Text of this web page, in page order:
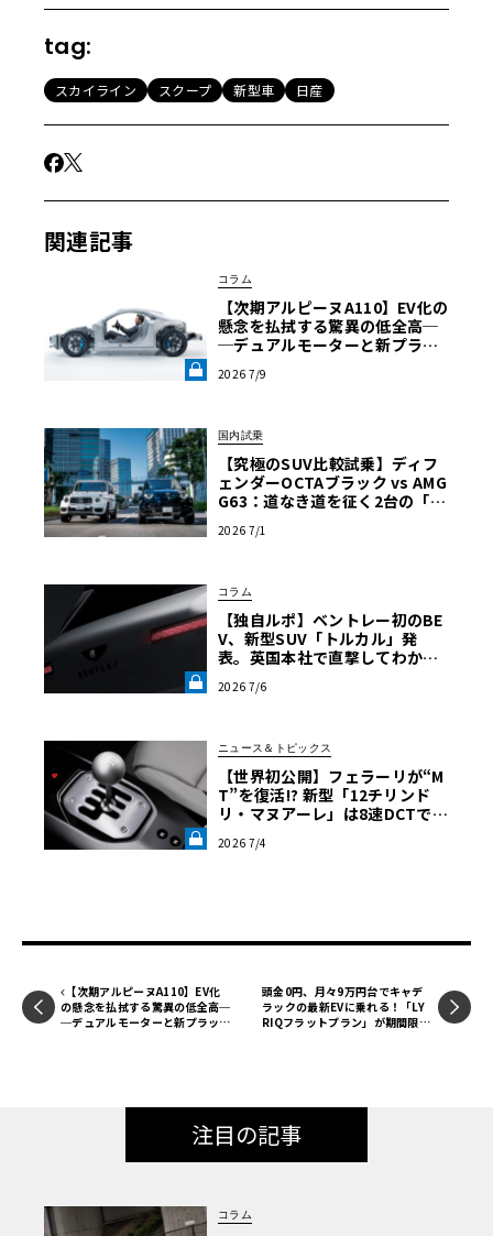
tag:
スカイライン スクープ 新型車 日産
関連記事
コラム
【次期アルピーヌA110】EV化の
懸念を払拭する驚異の低全高─
─デュアルモーターと新プラッ
アウトを紐解く《LE VOLANT L
2026 7/9
国内試乗
【究極のSUV比較試乗】ディフ
ェンダーOCTAブラック vs AMG
G63：道なき道を征く2台の「対
2026 7/1
コラム
【独自ルポ】ベントレー初のBE
V、新型SUV「トルカル」発
表。英国本社で直撃してわかっ
両論必至のデザインとは《LE V
2026 7/6
ニュース＆トピックス
【世界初公開】フェラーリが“M
T”を復活!? 新型「12チリンド
リ・マヌアーレ」は8速DCTで
E VOLANT LAB》
2026 7/4
【次期アルピーヌA110】EV化
の懸念を払拭する驚異の低全高─
─デュアルモーターと新プラット
頭金0円、月々9万円台でキャデ
ラックの最新EVに乗れる！「LY
RIQフラットプラン」が期間限定
注目の記事
コラム